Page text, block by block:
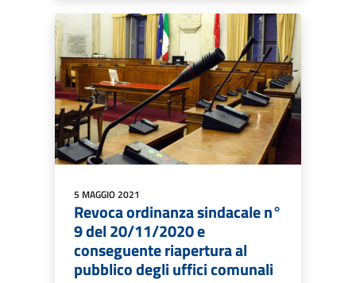
5 MAGGIO 2021
Revoca ordinanza sindacale n°
9 del 20/11/2020 e
conseguente riapertura al
pubblico degli uffici comunali